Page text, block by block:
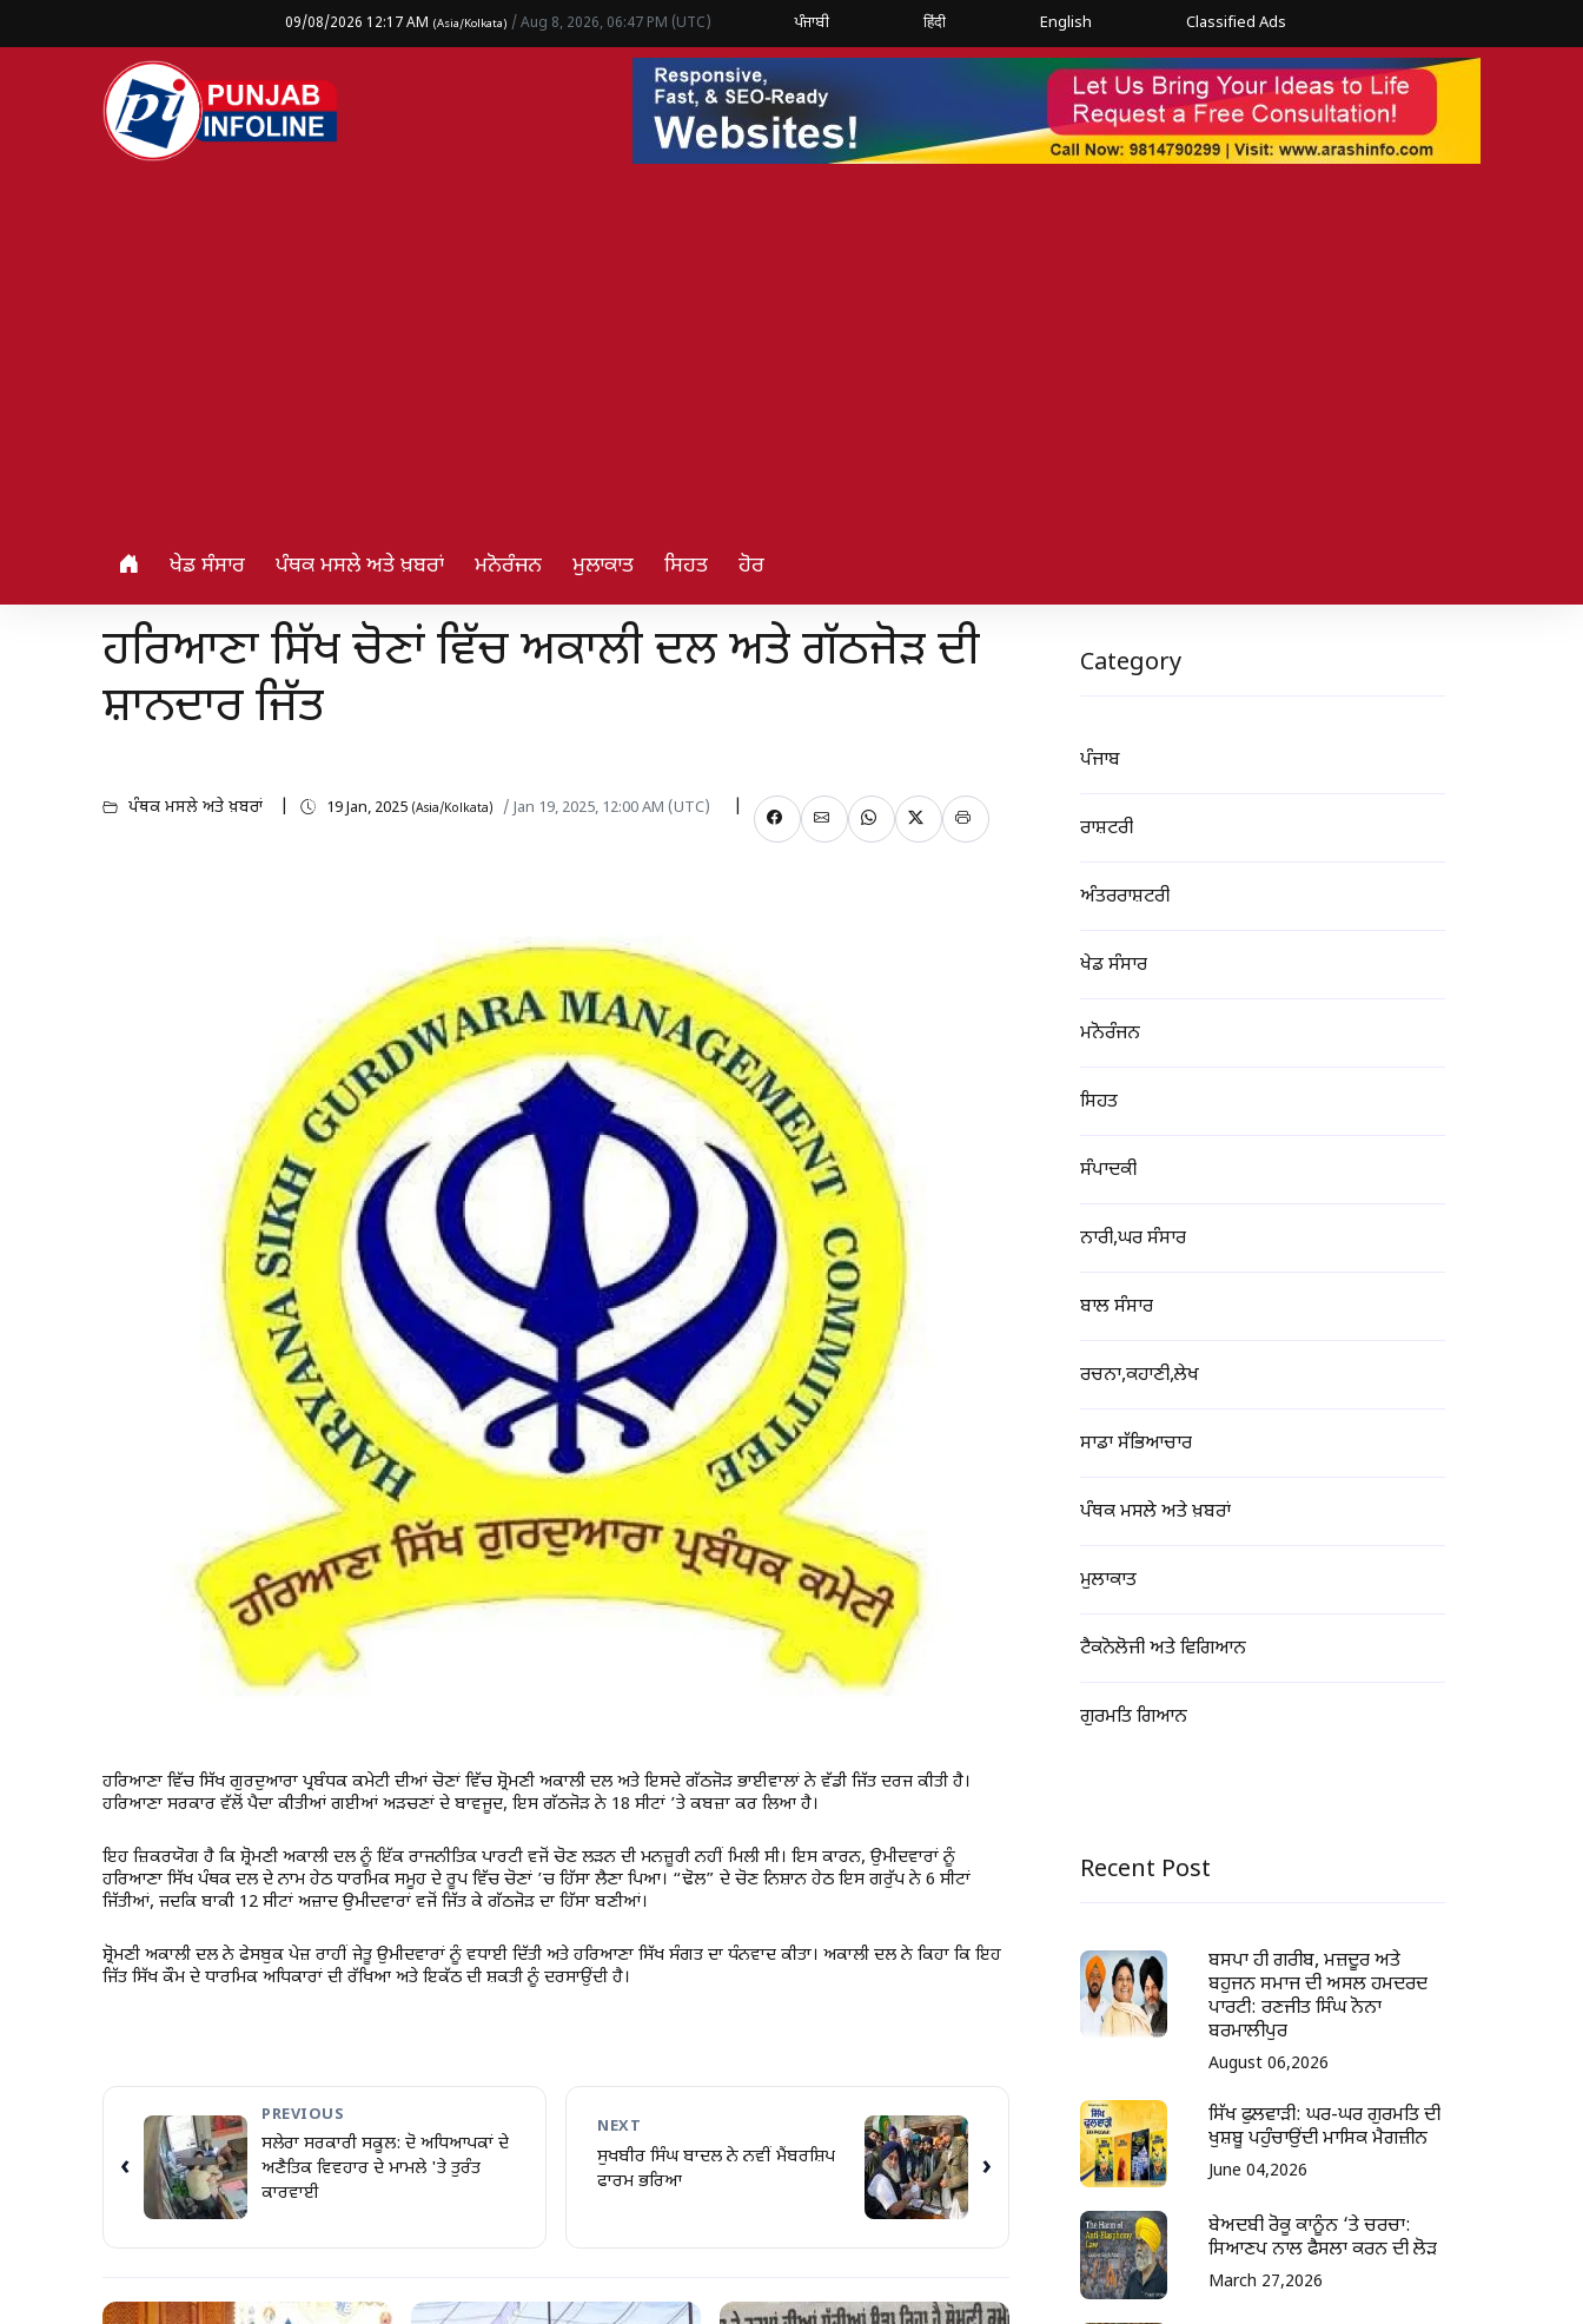
09/08/2026 12:17 AM (Asia/Kolkata) / Aug 8, 2026, 06:47 PM (UTC) ਪੰਜਾਬੀ हिंदी English Classified Ads
ਖੇਡ ਸੰਸਾਰ ਪੰਥਕ ਮਸਲੇ ਅਤੇ ਖ਼ਬਰਾਂ ਮਨੋਰੰਜਨ ਮੁਲਾਕਾਤ ਸਿਹਤ ਹੋਰ
ਹਰਿਆਣਾ ਸਿੱਖ ਚੋਣਾਂ ਵਿੱਚ ਅਕਾਲੀ ਦਲ ਅਤੇ ਗੱਠਜੋੜ ਦੀ
ਸ਼ਾਨਦਾਰ ਜਿੱਤ
ਪੰਥਕ ਮਸਲੇ ਅਤੇ ਖ਼ਬਰਾਂ 19 Jan, 2025 (Asia/Kolkata) / Jan 19, 2025, 12:00 AM (UTC)
ਹਰਿਆਣਾ ਵਿੱਚ ਸਿੱਖ ਗੁਰਦੁਆਰਾ ਪ੍ਰਬੰਧਕ ਕਮੇਟੀ ਦੀਆਂ ਚੋਣਾਂ ਵਿੱਚ ਸ਼੍ਰੋਮਣੀ ਅਕਾਲੀ ਦਲ ਅਤੇ ਇਸਦੇ ਗੱਠਜੋੜ ਭਾਈਵਾਲਾਂ ਨੇ ਵੱਡੀ ਜਿੱਤ ਦਰਜ ਕੀਤੀ ਹੈ।
ਹਰਿਆਣਾ ਸਰਕਾਰ ਵੱਲੋਂ ਪੈਦਾ ਕੀਤੀਆਂ ਗਈਆਂ ਅੜਚਣਾਂ ਦੇ ਬਾਵਜੂਦ, ਇਸ ਗੱਠਜੋੜ ਨੇ 18 ਸੀਟਾਂ ’ਤੇ ਕਬਜ਼ਾ ਕਰ ਲਿਆ ਹੈ।
ਇਹ ਜ਼ਿਕਰਯੋਗ ਹੈ ਕਿ ਸ਼੍ਰੋਮਣੀ ਅਕਾਲੀ ਦਲ ਨੂੰ ਇੱਕ ਰਾਜਨੀਤਿਕ ਪਾਰਟੀ ਵਜੋਂ ਚੋਣ ਲੜਨ ਦੀ ਮਨਜ਼ੂਰੀ ਨਹੀਂ ਮਿਲੀ ਸੀ। ਇਸ ਕਾਰਨ, ਉਮੀਦਵਾਰਾਂ ਨੂੰ
ਹਰਿਆਣਾ ਸਿੱਖ ਪੰਥਕ ਦਲ ਦੇ ਨਾਮ ਹੇਠ ਧਾਰਮਿਕ ਸਮੂਹ ਦੇ ਰੂਪ ਵਿੱਚ ਚੋਣਾਂ ’ਚ ਹਿੱਸਾ ਲੈਣਾ ਪਿਆ। “ਢੋਲ” ਦੇ ਚੋਣ ਨਿਸ਼ਾਨ ਹੇਠ ਇਸ ਗਰੁੱਪ ਨੇ 6 ਸੀਟਾਂ
ਜਿੱਤੀਆਂ, ਜਦਕਿ ਬਾਕੀ 12 ਸੀਟਾਂ ਅਜ਼ਾਦ ਉਮੀਦਵਾਰਾਂ ਵਜੋਂ ਜਿੱਤ ਕੇ ਗੱਠਜੋੜ ਦਾ ਹਿੱਸਾ ਬਣੀਆਂ।
ਸ਼੍ਰੋਮਣੀ ਅਕਾਲੀ ਦਲ ਨੇ ਫੇਸਬੁਕ ਪੇਜ਼ ਰਾਹੀਂ ਜੇਤੂ ਉਮੀਦਵਾਰਾਂ ਨੂੰ ਵਧਾਈ ਦਿੱਤੀ ਅਤੇ ਹਰਿਆਣਾ ਸਿੱਖ ਸੰਗਤ ਦਾ ਧੰਨਵਾਦ ਕੀਤਾ। ਅਕਾਲੀ ਦਲ ਨੇ ਕਿਹਾ ਕਿ ਇਹ
ਜਿੱਤ ਸਿੱਖ ਕੌਮ ਦੇ ਧਾਰਮਿਕ ਅਧਿਕਾਰਾਂ ਦੀ ਰੱਖਿਆ ਅਤੇ ਇਕੱਠ ਦੀ ਸ਼ਕਤੀ ਨੂੰ ਦਰਸਾਉਂਦੀ ਹੈ।
‹
PREVIOUS
ਸਲੇਰਾ ਸਰਕਾਰੀ ਸਕੂਲ: ਦੋ ਅਧਿਆਪਕਾਂ ਦੇ
ਅਣੈਤਿਕ ਵਿਵਹਾਰ ਦੇ ਮਾਮਲੇ 'ਤੇ ਤੁਰੰਤ
ਕਾਰਵਾਈ
NEXT
ਸੁਖਬੀਰ ਸਿੰਘ ਬਾਦਲ ਨੇ ਨਵੀਂ ਮੈਂਬਰਸ਼ਿਪ
ਫਾਰਮ ਭਰਿਆ
›
Category
ਪੰਜਾਬ
ਰਾਸ਼ਟਰੀ
ਅੰਤਰਰਾਸ਼ਟਰੀ
ਖੇਡ ਸੰਸਾਰ
ਮਨੋਰੰਜਨ
ਸਿਹਤ
ਸੰਪਾਦਕੀ
ਨਾਰੀ,ਘਰ ਸੰਸਾਰ
ਬਾਲ ਸੰਸਾਰ
ਰਚਨਾ,ਕਹਾਣੀ,ਲੇਖ
ਸਾਡਾ ਸੱਭਿਆਚਾਰ
ਪੰਥਕ ਮਸਲੇ ਅਤੇ ਖ਼ਬਰਾਂ
ਮੁਲਾਕਾਤ
ਟੈਕਨੋਲੋਜੀ ਅਤੇ ਵਿਗਿਆਨ
ਗੁਰਮਤਿ ਗਿਆਨ
Recent Post
ਬਸਪਾ ਹੀ ਗਰੀਬ, ਮਜ਼ਦੂਰ ਅਤੇ
ਬਹੁਜਨ ਸਮਾਜ ਦੀ ਅਸਲ ਹਮਦਰਦ
ਪਾਰਟੀ: ਰਣਜੀਤ ਸਿੰਘ ਨੋਨਾ
ਬਰਮਾਲੀਪੁਰ
August 06,2026
ਸਿੱਖ ਫੁਲਵਾੜੀ: ਘਰ-ਘਰ ਗੁਰਮਤਿ ਦੀ
ਖੁਸ਼ਬੂ ਪਹੁੰਚਾਉਂਦੀ ਮਾਸਿਕ ਮੈਗਜ਼ੀਨ
June 04,2026
ਬੇਅਦਬੀ ਰੋਕੂ ਕਾਨੂੰਨ ‘ਤੇ ਚਰਚਾ:
ਸਿਆਣਪ ਨਾਲ ਫੈਸਲਾ ਕਰਨ ਦੀ ਲੋੜ
March 27,2026